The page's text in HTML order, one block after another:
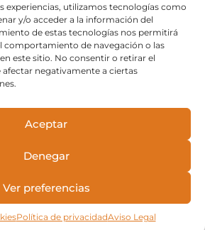
experiencias, utilizamos tecnologías como
y/o acceder a la información del
de estas tecnologías nos permitirá
comportamiento de navegación o las
este sitio. No consentir o retirar el
negativamente a ciertas
Aceptar
Denegar
Ver preferencias
Política de privacidadAviso Legal
nuestra máxima
pulido en Madrid con la más
a nuestros clientes. Utilizamos
materiales de primera para asegurar